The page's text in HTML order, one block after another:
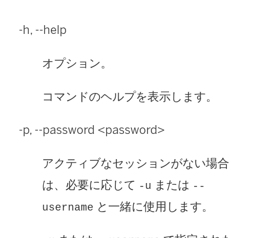
-h, --help
オプション。
コマンドのヘルプを表示します。
-p, --password <password>
アクティブなセッションがない場合
は、必要に応じて -u または --
username と一緒に使用します。